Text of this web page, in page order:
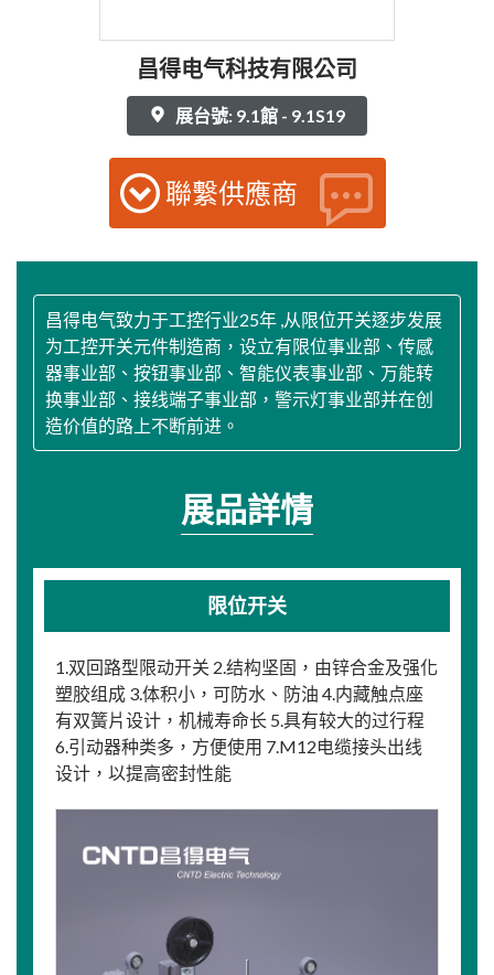
昌得电气科技有限公司
展台號: 9.1館 - 9.1S19
聯繫供應商
昌得电气致力于工控行业25年 ,从限位开关逐步发展
为工控开关元件制造商，设立有限位事业部、传感
器事业部、按钮事业部、智能仪表事业部、万能转
换事业部、接线端子事业部，警示灯事业部并在创
造价值的路上不断前进。
展品詳情
限位开关
1.双回路型限动开关 2.结构坚固，由锌合金及强化
塑胶组成 3.体积小，可防水、防油 4.内藏触点座
有双簧片设计，机械寿命长 5.具有较大的过行程
6.引动器种类多，方便使用 7.M12电缆接头出线
设计，以提高密封性能